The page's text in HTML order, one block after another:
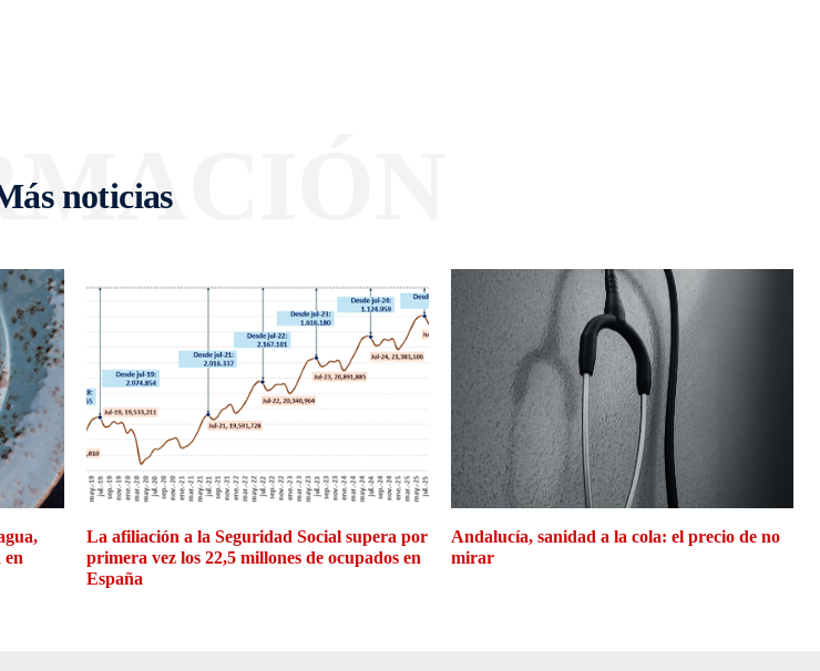
noticias
en
La afiliación a la Seguridad Social supera por
primera vez los 22,5 millones de ocupados en
España
Andalucía, sanidad a la cola: el precio de no
mirar